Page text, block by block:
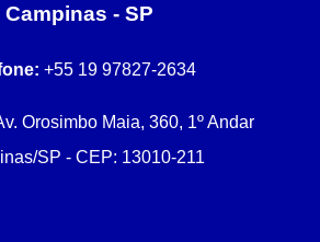
Campinas - SP
+55 19 97827-2634
Orosimbo Maia, 360, 1º Andar
SP - CEP: 13010-211